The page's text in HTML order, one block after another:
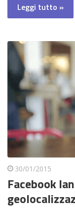
Leggi tutto »
30/01/2015
Facebook